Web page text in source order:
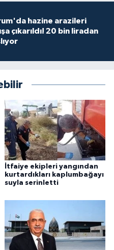
hazine arazileri
çıkarıldı! 20 bin liradan
İtfaiye ekipleri yangından
kurtardıkları kaplumbağayı
suyla serinletti